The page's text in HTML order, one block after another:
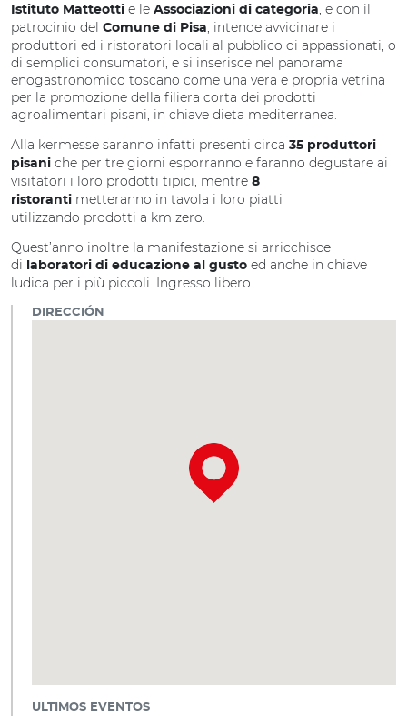
Istituto Matteotti e le Associazioni di categoria, e con il
patrocinio del Comune di Pisa, intende avvicinare i
produttori ed i ristoratori locali al pubblico di appassionati, o
di semplici consumatori, e si inserisce nel panorama
enogastronomico toscano come una vera e propria vetrina
per la promozione della filiera corta dei prodotti
agroalimentari pisani, in chiave dieta mediterranea.
Alla kermesse saranno infatti presenti circa 35 produttori
pisani che per tre giorni esporranno e faranno degustare ai
visitatori i loro prodotti tipici, mentre 8
ristoranti metteranno in tavola i loro piatti
utilizzando prodotti a km zero.
Quest’anno inoltre la manifestazione si arricchisce
di
laboratori di educazione al gusto ed anche in chiave
ludica per i più piccoli. Ingresso libero.
DIRECCIÓN
ULTIMOS EVENTOS